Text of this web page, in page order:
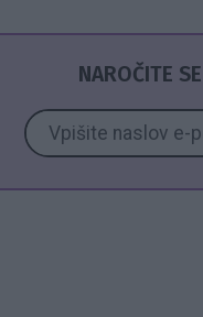
NAROČITE